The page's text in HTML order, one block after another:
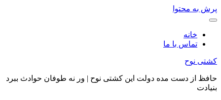
پرش به محتوا
خانه
تماس با ما
کشتی نوح
حافظ از دست مده دولت این کشتی نوح | ور نه طوفان حوادث ببرد
بنیادت